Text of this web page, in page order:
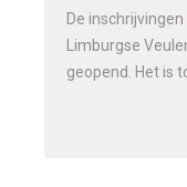
De
Limburgse
geopend. Het is